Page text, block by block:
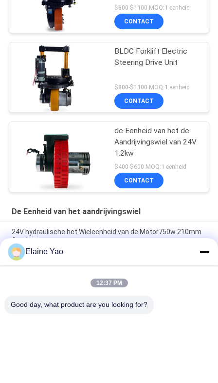
$800-$1100 MOQ:1 eenheid
CONTACT
BLDC Forklift Electric
Steering Drive Unit
$800-$1100 MOQ:1 eenheid
CONTACT
de Eenheid van het de
Aandrijvingswiel van 24V
1.2kw
$400-$600 MOQ:1 eenheid
CONTACT
De Eenheid van het aandrijvingswiel
24V hydraulische het Wieleenheid van de Motor750w 210mm
Aandrijving
De permanente Assemblage van het de Aandrijvingswiel van
de Magneet0.75kw gelijkstroom Motor Horizontale
Lucht het Wieleenheid van de Materiaal100rpm 0.4KW
Elaine Yao
12:37 PM
Good day, what product are you looking for?